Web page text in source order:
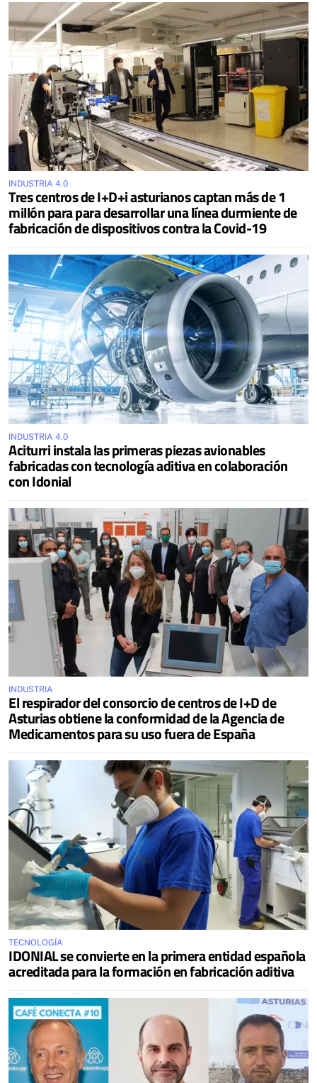
INDUSTRIA 4.0
Tres centros de I+D+i asturianos captan más de 1
millón para para desarrollar una línea durmiente de
fabricación de dispositivos contra la Covid-19
INDUSTRIA 4.0
Aciturri instala las primeras piezas avionables
fabricadas con tecnología aditiva en colaboración
con Idonial
INDUSTRIA
El respirador del consorcio de centros de I+D de
Asturias obtiene la conformidad de la Agencia de
Medicamentos para su uso fuera de España
TECNOLOGÍA
IDONIAL se convierte en la primera entidad española
acreditada para la formación en fabricación aditiva